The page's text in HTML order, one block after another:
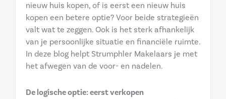
nieuw huis kopen, of is eerst een nieuw huis
kopen een betere optie? Voor beide strategieën
valt wat te zeggen. Ook is het sterk afhankelijk
van je persoonlijke situatie en financiële ruimte.
In deze blog helpt Strumphler Makelaars je met
het afwegen van de voor- en nadelen.
De logische optie: eerst verkopen